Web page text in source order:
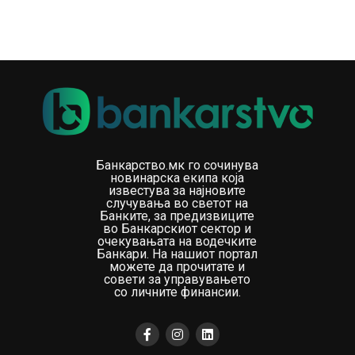
за соработка меѓу професорите по економија, ќе ги
застапува нивните стручни интереси и ќе придонесува
за промовирање на извонредноста, иновациите и
За време на Основачкото собрание, членовите ги
избраа органите на управување на Здружението. Абил
Идризи (СМЕК „Гостивар“, Гостивар) беше избран за
прв претседател на Здружението, додека Весна
Ефремова (СОУ „Љупчо Сантов“, Кочани) и Авни
избрани за потпретседатели.
Банкарство.мк го сочинува
новинарска екипа која
известува за најновите
случувања во светот на
Банките, за предизвиците
во Банкарскиот сектор и
очекувањата на водечките
Банкари. На нашиот портал
можете да прочитате и
совети за управувањето
со личните финансии.